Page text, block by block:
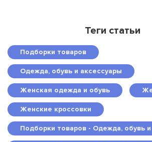
Теги статьи
Подборки товаров
Одежда, обувь и аксессуары
Женская одежда и обувь
Женские кроссовки
Подборки товаров - Одежда, обувь